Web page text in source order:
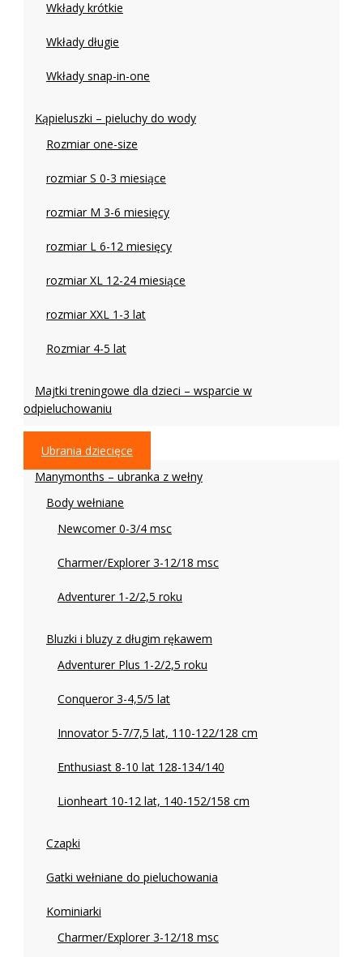
Wkłady krótkie
Wkłady długie
Wkłady snap-in-one
Kąpieluszki – pieluchy do wody
Rozmiar one-size
rozmiar S 0-3 miesiące
rozmiar M 3-6 miesięcy
rozmiar L 6-12 miesięcy
rozmiar XL 12-24 miesiące
rozmiar XXL 1-3 lat
Rozmiar 4-5 lat
Majtki treningowe dla dzieci – wsparcie w
odpieluchowaniu
Ubrania dziecięce
Manymonths – ubranka z wełny
Body wełniane
Newcomer 0-3/4 msc
Charmer/Explorer 3-12/18 msc
Adventurer 1-2/2,5 roku
Bluzki i bluzy z długim rękawem
Adventurer Plus 1-2/2,5 roku
Conqueror 3-4,5/5 lat
Innovator 5-7/7,5 lat, 110-122/128 cm
Enthusiast 8-10 lat 128-134/140
Lionheart 10-12 lat, 140-152/158 cm
Czapki
Gatki wełniane do pieluchowania
Kominiarki
Charmer/Explorer 3-12/18 msc